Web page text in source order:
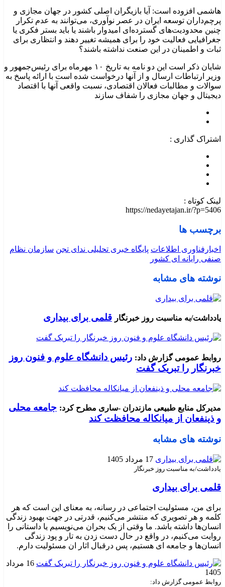
هاشمی افزوده است: آیا بازیگران اصلی کشور در جهان مجازی و
پرچم‌داران توسعه ایران در عصر نوآوری، می‌توانند به عدم تکرار
چنین محدودیت‌های گسترده‌ای امیدوار باشند یا باید بستر فکری یا
جغرافیایی فعالیت خود را برای همیشه تغییر دهند و انتظاری برای
ثبات و اطمینان در این صنعت نداشته باشند؟
شایان ذکر است این دو نامه به تاریخ ۱۰ مهرماه برای رئیس‌جمهور و
وزیر ارتباطات ارسال و از آنها درخواست شده است با ارائه پاسخ به
سوالات و مطالبات فعالان اقتصادی، نسبت واقعی آنها با اقتصاد
دیجیتال و جهان مجازی را شفاف سازند
اشتراک گذاری :
لینک کوتاه :
https://nedayetajan.ir/?p=5406
برچسب ها
اخبارفناوری اطلاعات پایگاه خبری تحلیلی ندای تجن سازمان نظام
صنفی رایانه ای کشور
نوشته های مشابه
یادداشت/به مناسبت روز خبرنگار قلمی برای بیداری
روابط عمومی گزارش داد: رئیس دانشگاه علوم و فنون روز
خبرنگار را تبریک گفت
مدیرکل منابع طبیعی مازندران -ساری مطرح کرد: جامعه محلی
و ذینفعان از میانکاله محافظت کند
نوشته های مشابه
17 مرداد 1405
یادداشت/به مناسبت روز خبرنگار
قلمی برای بیداری
برای من، مسئولیت اجتماعی در رسانه، به معنای این است که هر
کلمه و هر تصویری که منتشر می‌کنیم، قدرتی در جهت بهبود زندگی
انسان‌ها داشته باشد. ما وقتی از یک بحران می‌نویسیم یا داستانی را
روایت می‌کنیم، در واقع در حال دست زدن به تار و پود زندگی
انسان‌ها و جامعه ای هستیم، پس درقبال اثار ان مسئولیت دارم.
16 مرداد
1405
روابط عمومی گزارش داد: